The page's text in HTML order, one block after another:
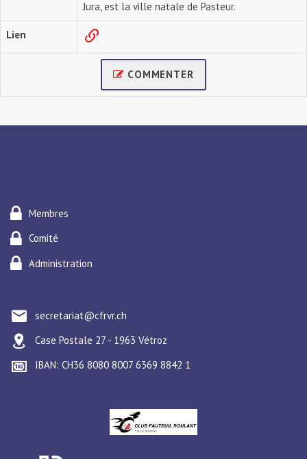
Jura, est la ville natale de Pasteur.
Lien
COMMENTER
Membres
Comité
Administration
secretariat@cfrvr.ch
Case Postale 27 - 1963 Vétroz
IBAN: CH36 8080 8007 6369 8842 1